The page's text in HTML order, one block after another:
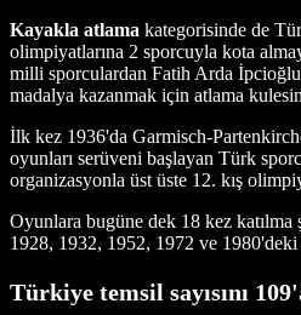
Kayakla atlama kategorisinde de
olimpiyatlarına 2 sporcuyla kota
milli sporculardan Fatih Arda
madalya kazanmak için atlama
İlk kez 1936'da Garmisch-
oyunları serüveni başlayan Türk
organizasyonla üst üste 12. kış
Oyunlara bugüne dek 18 kez katılma
1928, 1932, 1952, 1972 ve
Türkiye temsil sayısını